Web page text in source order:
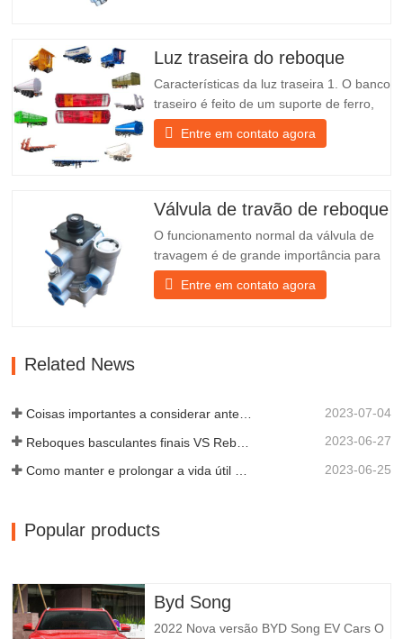
Embalagem e Envio Sobre nós O Grupo
Chengda é um fabricante chinês de
semirreboques…
Luz traseira do reboque
Características da luz traseira 1. O banco
traseiro é feito de um suporte de ferro,
muito mais resistente do que outros
materiais. Estão incluídos parafusos e
parte da frente do candeeiro para o
Entre em contato agora
Válvula de travão de reboque
O funcionamento normal da válvula de
travagem é de grande importância para
o estacionamento. Fornece suporte
técnico para a travagem suave do
Entre em contato agora
Related News
Coisas importantes a considerar antes de comprar um reboque basculante 2023-07-04
2023-06-27
2023-06-25
Popular products
Byd Song
2022 Nova versão BYD Song EV Cars O